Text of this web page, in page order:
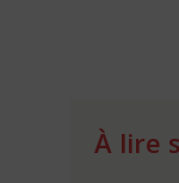
À lire